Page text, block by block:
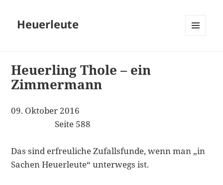
Heuerleute
Heuerling Thole – ein
Zimmermann
09. Oktober 2016
Seite 588
Das sind erfreuliche Zufallsfunde, wenn man „in
Sachen Heuerleute“ unterwegs ist.